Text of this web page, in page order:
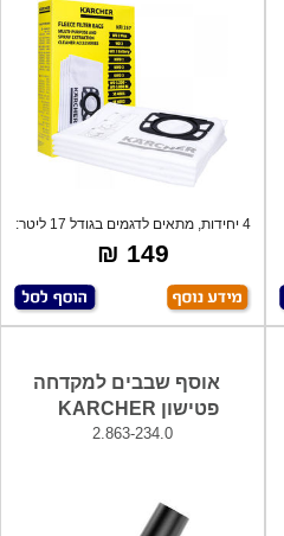
4 יחידות, מתאים לדגמים בגודל 17 ליטר:
WD
149 ₪
אוסף שבבים למקדחה
פטישון KARCHER
2.863-234.0